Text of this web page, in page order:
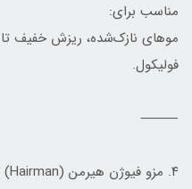
مناسب برای:
موهای نازک‌شده، ریزش خفیف
فولیکول.
⸻
۴. مزو فیوژن هیرمن (Hairman)